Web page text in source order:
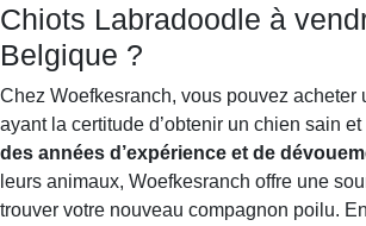
Chiots Labradoodle à
Belgique ?
Chez Woefkesranch, vous pouvez acheter
ayant la certitude d’obtenir un chien sain
des années d’expérience et de
leurs animaux, Woefkesranch offre une
trouver votre nouveau compagnon poilu.